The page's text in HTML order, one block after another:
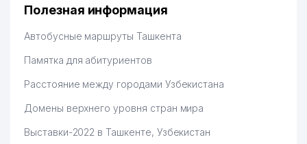
Полезная информация
Автобусные маршруты Ташкента
Памятка для абитуриентов
Расстояние между городами Узбекистана
Домены верхнего уровня стран мира
Выставки-2022 в Ташкенте, Узбекистан